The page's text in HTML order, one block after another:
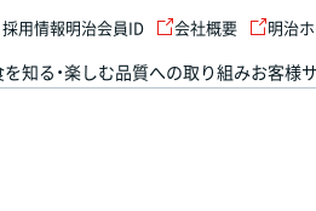
知る・楽しむ品質への取り組みお客様
採用情報明治会員ID 会社概要 明治